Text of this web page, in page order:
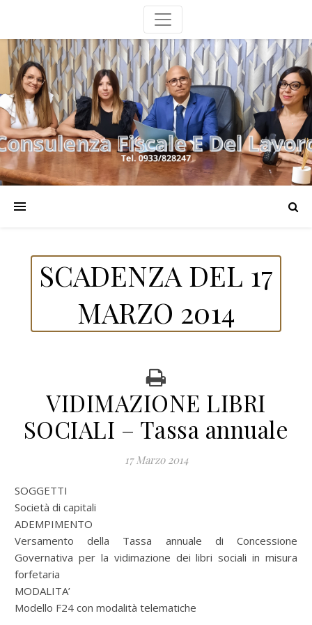
SCADENZA DEL 17
MARZO 2014
VIDIMAZIONE LIBRI
SOCIALI – Tassa annuale
17 Marzo 2014
SOGGETTI
Società di capitali
ADEMPIMENTO
Versamento della Tassa annuale di Concessione
Governativa per la vidimazione dei libri sociali in misura
forfetaria
MODALITA’
Modello F24 con modalità telematiche